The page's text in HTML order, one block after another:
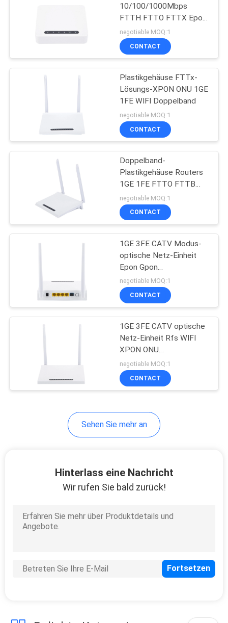
10/100/1000Mbps
FTTH FTTO FTTX Epon
E Gpon
negotiable MOQ:1
CONTACT
Plastikgehäuse FTTx-
Lösungs-XPON ONU 1GE
1FE WIFI Doppelband
negotiable MOQ:1
CONTACT
Doppelband-
Plastikgehäuse Routers
1GE 1FE FTTO FTTB
XPON ONU WIFI
negotiable MOQ:1
CONTACT
1GE 3FE CATV Modus-
optische Netz-Einheit
Epon Gpon
Unterstützung Rfs WIFI
XPON ONU
negotiable MOQ:1
CONTACT
1GE 3FE CATV optische
Netz-Einheit Rfs WIFI
XPON ONU
10/100/1000Mbps
negotiable MOQ:1
CONTACT
Sehen Sie mehr an
Hinterlass eine Nachricht
Wir rufen Sie bald zurück!